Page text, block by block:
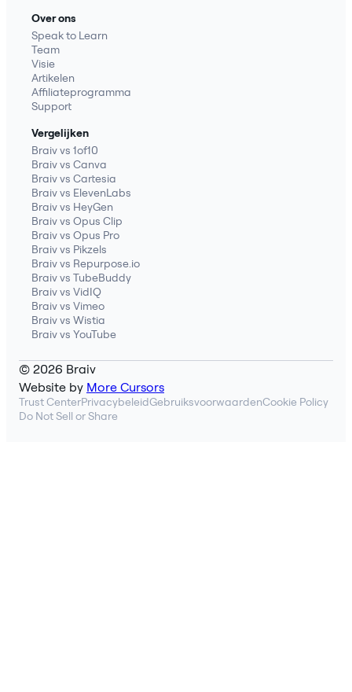
Over ons
Speak to Learn
Team
Visie
Artikelen
Affiliateprogramma
Support
Vergelijken
Braiv vs 1of10
Braiv vs Canva
Braiv vs Cartesia
Braiv vs ElevenLabs
Braiv vs HeyGen
Braiv vs Opus Clip
Braiv vs Opus Pro
Braiv vs Pikzels
Braiv vs Repurpose.io
Braiv vs TubeBuddy
Braiv vs VidIQ
Braiv vs Vimeo
Braiv vs Wistia
Braiv vs YouTube
© 2026 Braiv
Website by More Cursors
Trust CenterPrivacybeleidGebruiksvoorwaardenCookie Policy
Do Not Sell or Share